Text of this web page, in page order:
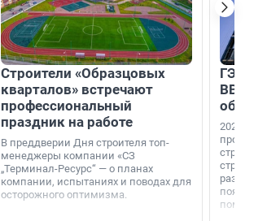
Строители «Образцовых
кварталов» встречают
профессиональный
праздник на работе
В преддверии Дня строителя топ-
менеджеры компании «СЗ
„Терминал-Ресурс“ — о планах
компании, испытаниях и поводах для
осторожного оптимизма.
ГЭС,
ВВП: в
об
2026-й —
раз. В